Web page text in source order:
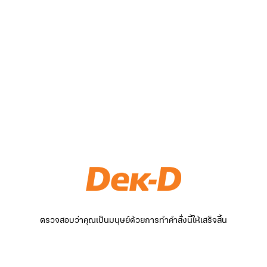
ตรวจสอบว่าคุณเป็นมนุษย์ด้วยการทำคำสั่งนี้ให้เสร็จสิ้น